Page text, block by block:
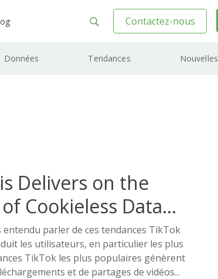
Contactez-nous
Données Tendances Nouvelles
Delivers on the
Cookieless Data
parler de ces tendances TikTok
les utilisateurs, en particulier les plus
TikTok les plus populaires génèrent
et de partages de vidéos...